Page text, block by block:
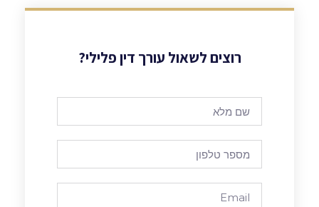
רוצים לשאול עורך דין פלילי?